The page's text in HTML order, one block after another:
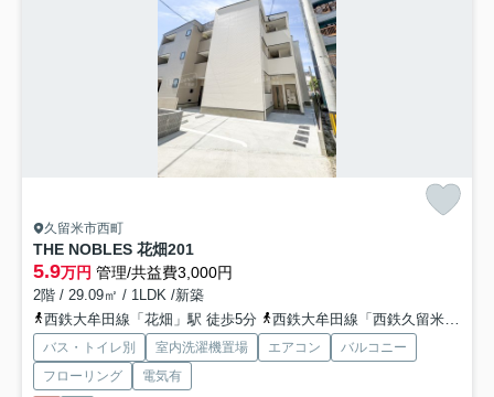
久留米市西町
THE NOBLES 花畑201
5.9万円 管理/共益費3,000円
2階 / 29.09㎡ / 1LDK /新築
西鉄大牟田線「花畑」駅 徒歩5分
西鉄大牟田線「西鉄久留米」駅 徒歩10分
バス・トイレ別 室内洗濯機置場 エアコン
バルコニー
フローリング
電気有